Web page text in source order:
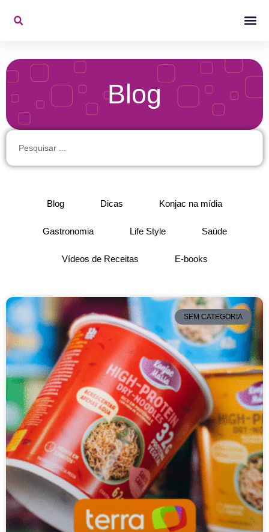
para
Blog
Pesquisar
Blog Dicas Konjac na mídia
Gastronomia Life Style Saúde
Vídeos de Receitas E-books
SEM CATEGORIA